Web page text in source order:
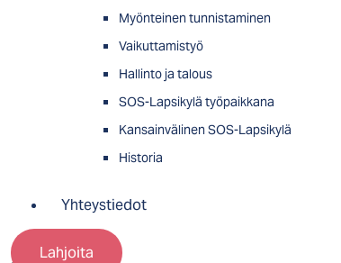
Myön­tei­nen tun­nis­ta­minen
Vaikuttamistyö
Hallinto ja talous
SOS-Lapsikylä työpaikkana
Kansainvälinen SOS-Lapsikylä
Historia
Yhteystiedot
Lahjoita